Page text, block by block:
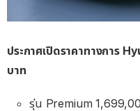
ประกาศเปิดราคาทางการ
บาท
รุ่น Premium